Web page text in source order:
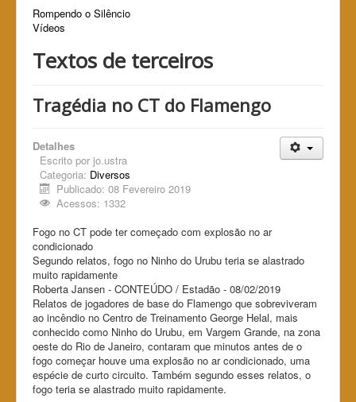
Rompendo o Silêncio
Vídeos
Textos de terceiros
Tragédia no CT do Flamengo
Detalhes
Escrito por jo.ustra
Categoria: Diversos
Publicado: 08 Fevereiro 2019
Acessos: 1332
Fogo no CT pode ter começado com explosão no ar
condicionado
Segundo relatos, fogo no Ninho do Urubu teria se alastrado
muito rapidamente
Roberta Jansen - CONTEÚDO / Estadão - 08/02/2019
Relatos de jogadores de base do Flamengo que sobreviveram
ao incêndio no Centro de Treinamento George Helal, mais
conhecido como Ninho do Urubu, em Vargem Grande, na zona
oeste do Rio de Janeiro, contaram que minutos antes de o
fogo começar houve uma explosão no ar condicionado, uma
espécie de curto circuito. Também segundo esses relatos, o
fogo teria se alastrado muito rapidamente.